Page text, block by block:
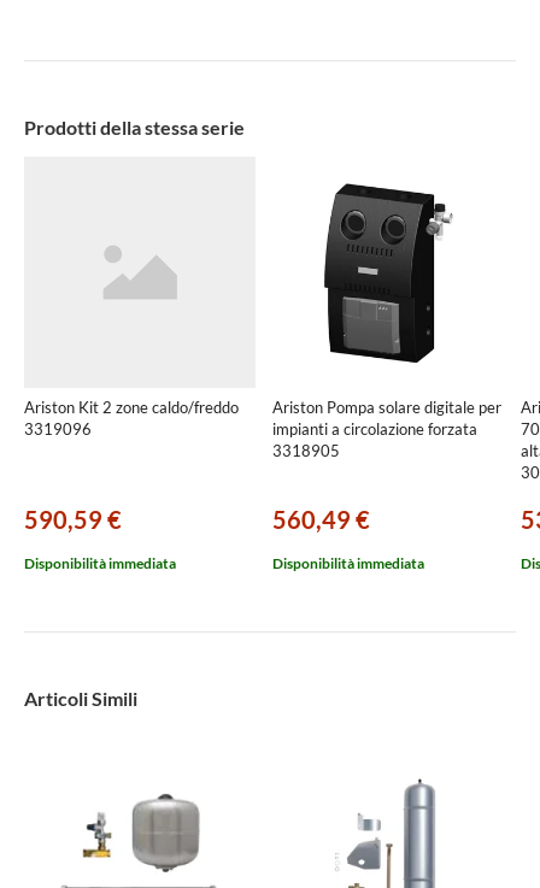
Prodotti della stessa serie
Ariston Kit 2 zone caldo/freddo
3319096
590,59 €
Disponibilità immediata
Ariston Pompa solare digitale per
impianti a circolazione forzata
3318905
560,49 €
Disponibilità immediata
Articoli Simili